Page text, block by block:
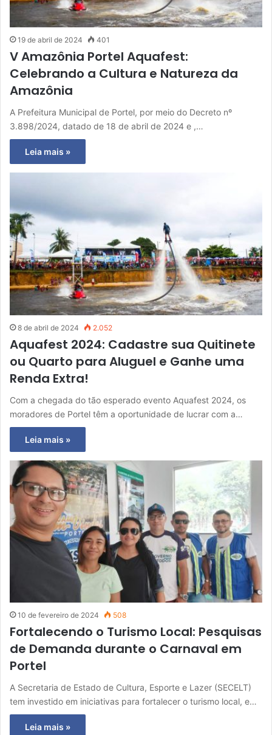
19 de abril de 2024 401
V Amazônia Portel Aquafest:
Celebrando a Cultura e Natureza da
Amazônia
A Prefeitura Municipal de Portel, por meio do Decreto nº
3.898/2024, datado de 18 de abril de 2024 e ,…
Leia mais »
8 de abril de 2024 2.052
Aquafest 2024: Cadastre sua Quitinete
ou Quarto para Aluguel e Ganhe uma
Renda Extra!
Com a chegada do tão esperado evento Aquafest 2024, os
moradores de Portel têm a oportunidade de lucrar com a…
Leia mais »
10 de fevereiro de 2024 508
Fortalecendo o Turismo Local: Pesquisas
de Demanda durante o Carnaval em
Portel
A Secretaria de Estado de Cultura, Esporte e Lazer (SECELT)
tem investido em iniciativas para fortalecer o turismo local, e…
Leia mais »